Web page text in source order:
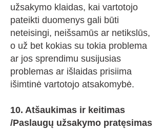
užsakymo klaidas, kai vartotojo
pateikti duomenys gali būti
neteisingi, neišsamūs ar netikslūs,
o už bet kokias su tokia problema
ar jos sprendimu susijusias
problemas ar išlaidas prisiima
išimtinė vartotojo atsakomybė.
10. Atšaukimas ir keitimas
/Paslaugų užsakymo pratęsimas